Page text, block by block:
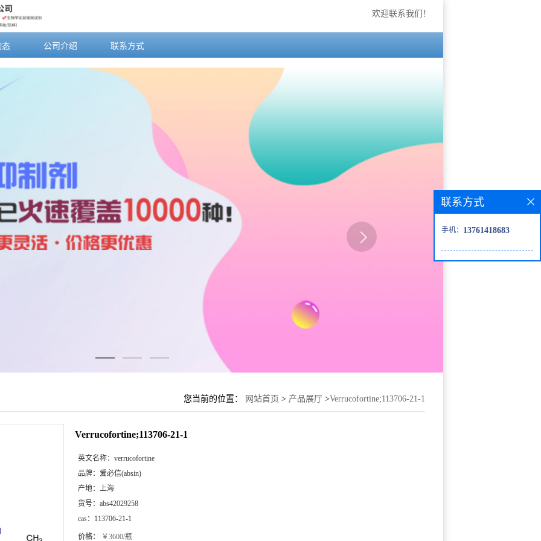
欢迎联系我们！
态 公司介绍 联系方式
您当前的位置： 网站首页 > 产品展厅 >Verrucofortine;113706-21-1
Verrucofortine;113706-21-1
英文名称： verrucofortine
品牌： 爱必信(absin)
产地： 上海
货号： abs42029258
cas： 113706-21-1
价格： ￥3600/瓶
联系方式
手机： 13761418683